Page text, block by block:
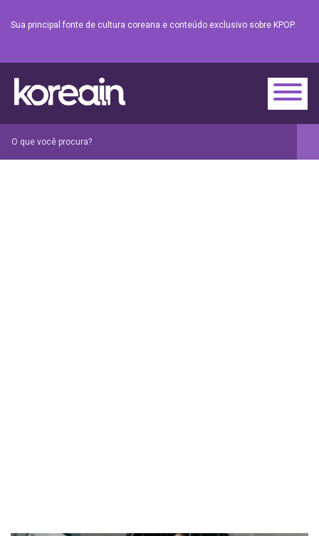
Sua principal fonte de cultura coreana e conteúdo exclusivo sobre KPOP.